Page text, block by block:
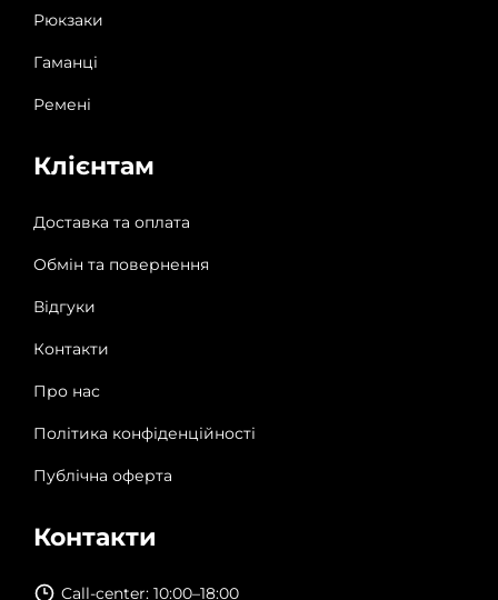
Рюкзаки
Гаманці
Ремені
Клієнтам
Доставка та оплата
Обмін та повернення
Відгуки
Контакти
Про нас
Політика конфіденційності
Публічна оферта
Контакти
Call-center: 10:00–18:00